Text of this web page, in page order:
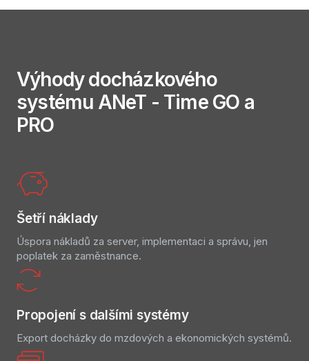
Výhody docházkového
systému ANeT - Time GO a
PRO
Šetří náklady
Úspora nákladů za server, implementaci a správu, jen
poplatek za zaměstnance.
Propojení s dalšími systémy
Export docházky do mzdových a ekonomických systémů.